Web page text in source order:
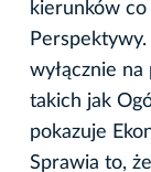
kierunków
wyłącznie
takich jak
pokazuje
Sprawia to,